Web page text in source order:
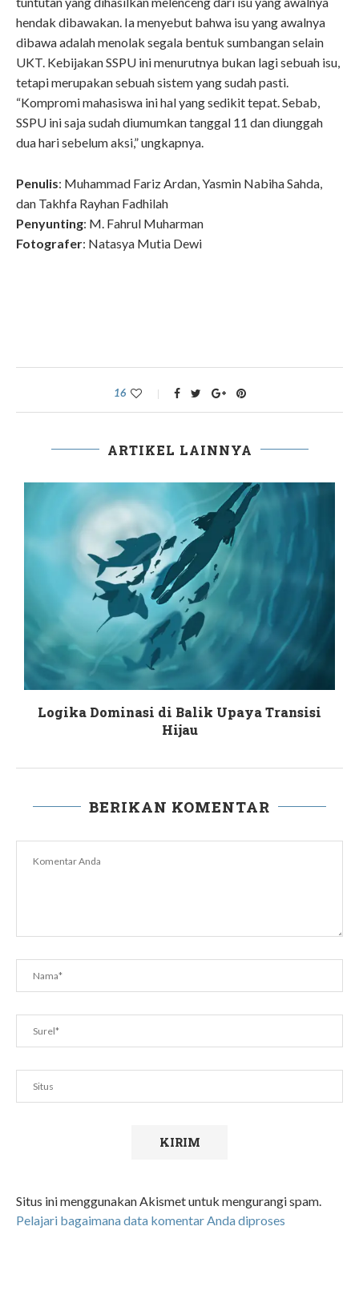
hendak dibawakan. Ia menyebut bahwa isu yang awalnya
dibawa adalah menolak segala bentuk sumbangan selain
UKT. Kebijakan SSPU ini menurutnya bukan lagi sebuah isu,
tetapi merupakan sebuah sistem yang sudah pasti.
“Kompromi mahasiswa ini hal yang sedikit tepat. Sebab,
SSPU ini saja sudah diumumkan tanggal 11 dan diunggah
dua hari sebelum aksi,” ungkapnya.
Penulis: Muhammad Fariz Ardan, Yasmin Nabiha Sahda,
dan Takhfa Rayhan Fadhilah
Penyunting: M. Fahrul Muharman
Fotografer: Natasya Mutia Dewi
16
ARTIKEL LAINNYA
Logika Dominasi di Balik Upaya Transisi
Hijau
BERIKAN KOMENTAR
Situs ini menggunakan Akismet untuk mengurangi spam.
Pelajari bagaimana data komentar Anda diproses